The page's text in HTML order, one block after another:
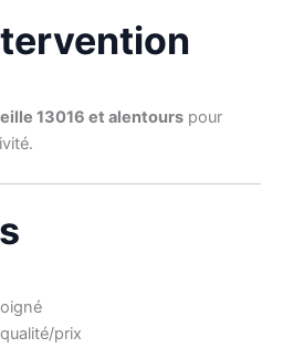
13016 et alentours pour
qualité/prix